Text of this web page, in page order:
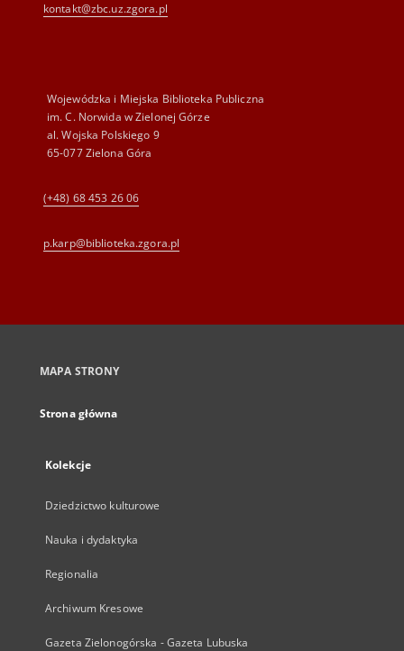
kontakt@zbc.uz.zgora.pl
Wojewódzka i Miejska Biblioteka Publiczna
im. C. Norwida w Zielonej Górze
al. Wojska Polskiego 9
65-077 Zielona Góra
(+48) 68 453 26 06
p.karp@biblioteka.zgora.pl
MAPA STRONY
Strona główna
Kolekcje
Dziedzictwo kulturowe
Nauka i dydaktyka
Regionalia
Archiwum Kresowe
Gazeta Zielonogórska - Gazeta Lubuska